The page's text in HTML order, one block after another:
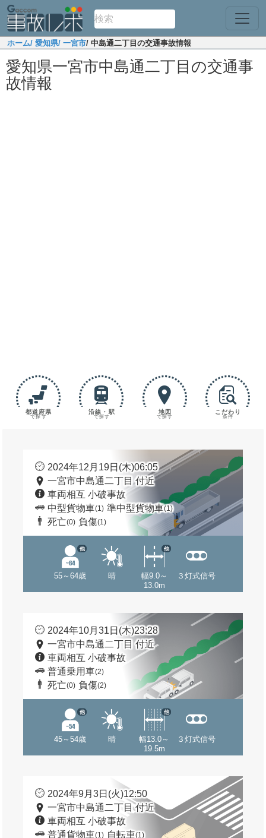
ホーム/ 愛知県/ 一宮市/ 中島通二丁目の交通事故情報
愛知県一宮市中島通二丁目の交通事
故情報
都道府県
で探す
沿線・駅
で探す
地図
で探す
こだわり
条件
2024年12月19日(木)06:05
一宮市中島通二丁目 付近
車両相互 小破事故
中型貨物車(1) 準中型貨物車(1)
死亡(0) 負傷(1)
55～64歳
他
晴
幅9.0～
13.0m
他
３灯式信号
2024年10月31日(木)23:28
一宮市中島通二丁目 付近
車両相互 小破事故
普通乗用車(2)
死亡(0) 負傷(2)
45～54歳
他
晴
幅13.0～
19.5m
他
３灯式信号
2024年9月3日(火)12:50
一宮市中島通二丁目 付近
車両相互 小破事故
普通貨物車(1) 自転車(1)